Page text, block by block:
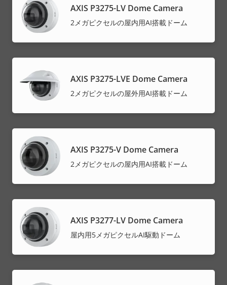
AXIS P3275-LV Dome Camera
2メガピクセルの屋内用AI搭載ドーム
AXIS P3275-LVE Dome Camera
2メガピクセルの屋外用AI搭載ドーム
AXIS P3275-V Dome Camera
2メガピクセルの屋内用AI搭載ドーム
AXIS P3277-LV Dome Camera
屋内用5メガピクセルAI駆動ドーム